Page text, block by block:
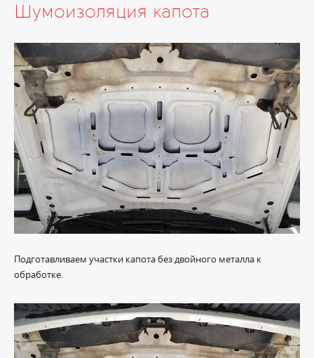
Шумоизоляция капота
Подготавливаем участки капота без двойного металла к
обработке.